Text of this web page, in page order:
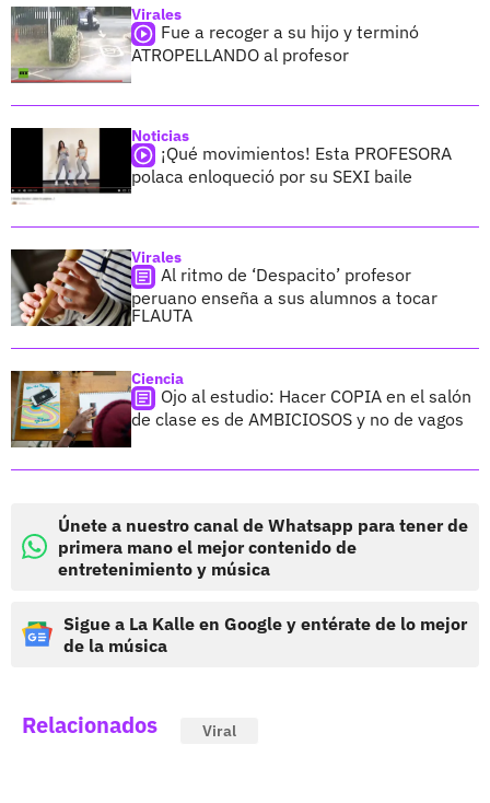
Virales
Fue a recoger a su hijo y terminó
ATROPELLANDO al profesor
Noticias
¡Qué movimientos! Esta PROFESORA
polaca enloqueció por su SEXI baile
Virales
Al ritmo de ‘Despacito’ profesor
peruano enseña a sus alumnos a tocar
FLAUTA
Ciencia
Ojo al estudio: Hacer COPIA en el salón
de clase es de AMBICIOSOS y no de vagos
Únete a nuestro canal de Whatsapp para tener de
primera mano el mejor contenido de
entretenimiento y música
Sigue a La Kalle en Google y entérate de lo mejor
de la música
Relacionados Viral